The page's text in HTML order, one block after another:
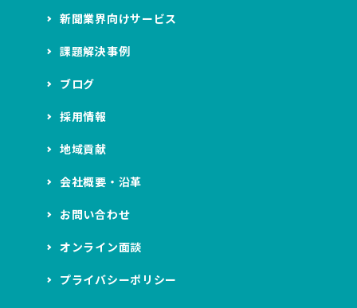
新聞業界向けサービス
課題解決事例
ブログ
採用情報
地域貢献
会社概要・沿革
お問い合わせ
オンライン面談
プライバシーポリシー